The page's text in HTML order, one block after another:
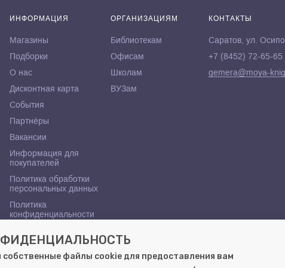
ИНФОРМАЦИЯ
Магазины
Подборки
О нас
Дисконтная карта
События
Партнёры
Вакансии
Информация для
покупателей
Политика обработки
персональных данных
Политика
конфиденциальности
ОРГАНИЗАЦИЯМ
Библиотекам
Офисам
Школам
ВУЗам
КОНТАКТЫ
Саратов, ул.
+7 (8452) 72-65-65
gemera@moya-
файлы cookie для предоставления вам